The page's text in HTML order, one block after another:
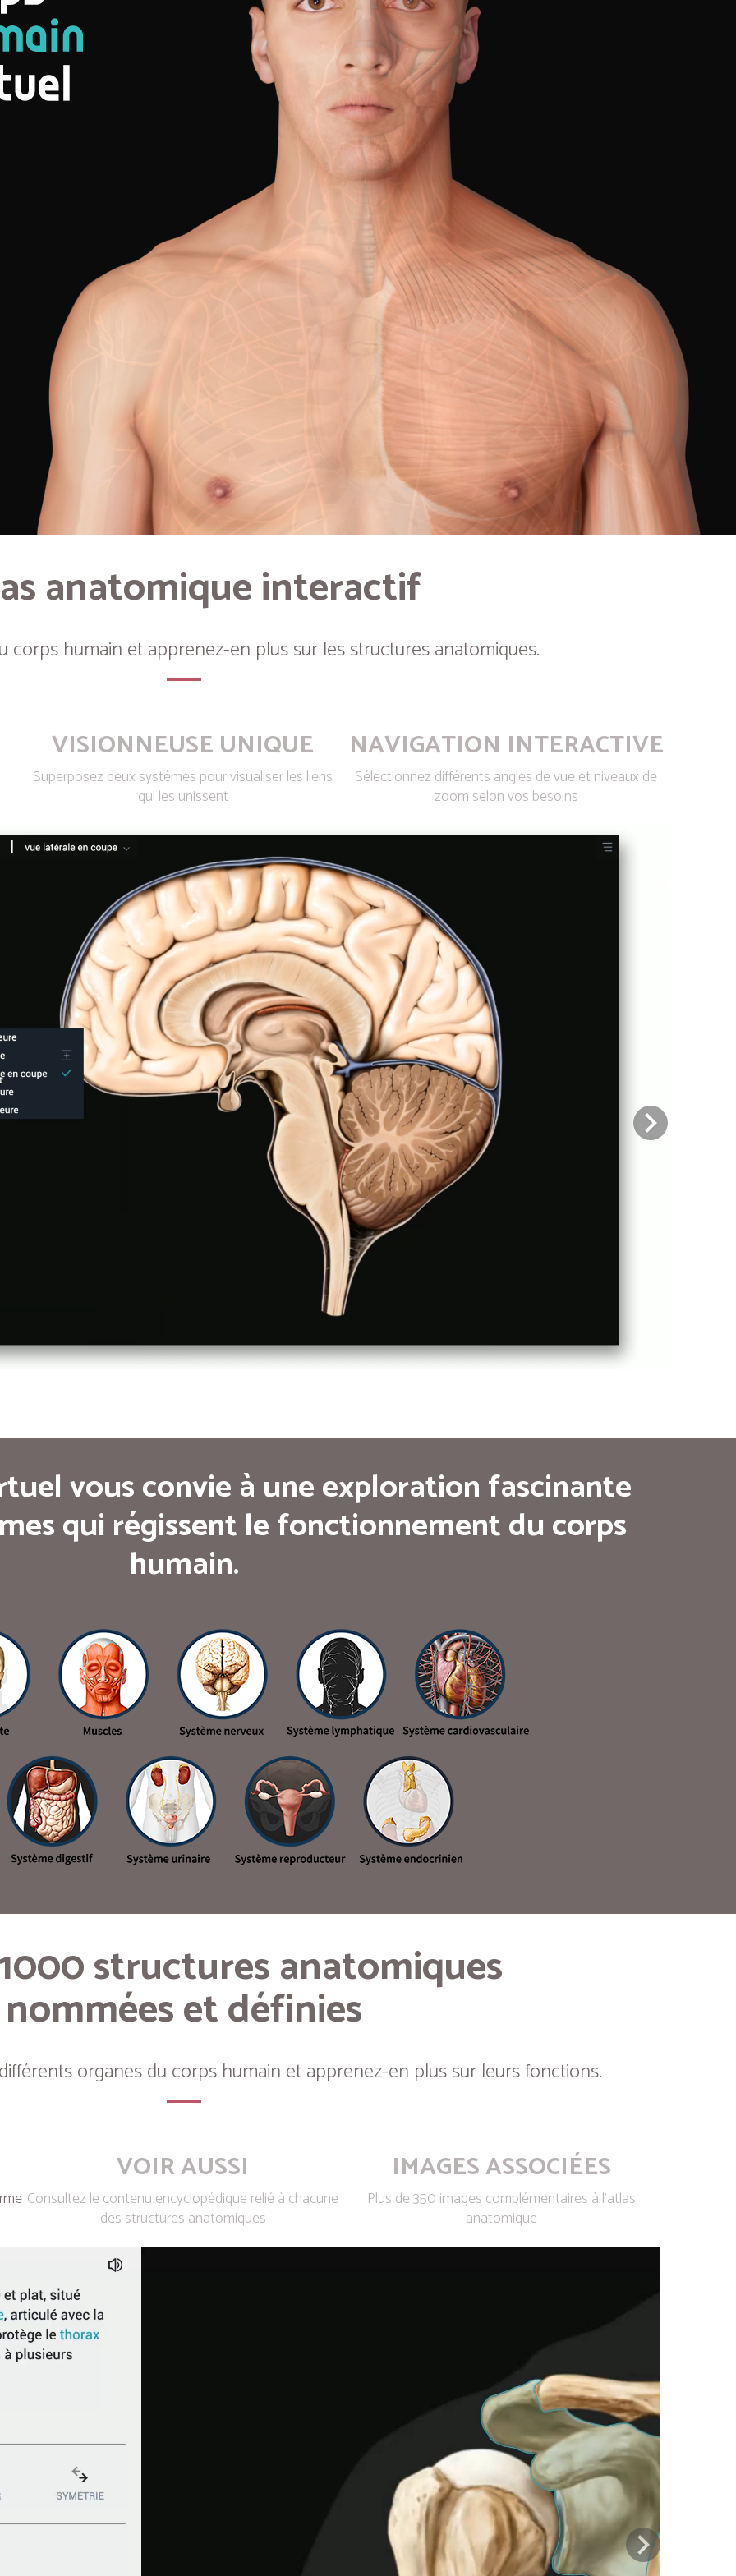
anatomique interactif
corps humain et apprenez-en plus sur les structures anatomiques.
VISIONNEUSE UNIQUE
Superposez deux systèmes pour visualiser les liens
qui les unissent
NAVIGATION INTERACTIVE
Sélectionnez différents angles de vue et niveaux de
zoom selon vos besoins
vous convie à une exploration fascinante
qui régissent le fonctionnement du corps
humain.
structures anatomiques
nommées et définies
organes du corps humain et apprenez-en plus sur leurs fonctions.
VOIR AUSSI
Consultez le contenu encyclopédique relié à chacune
des structures anatomiques
IMAGES ASSOCIÉES
Plus de 350 images complémentaires à l’atlas
anatomique